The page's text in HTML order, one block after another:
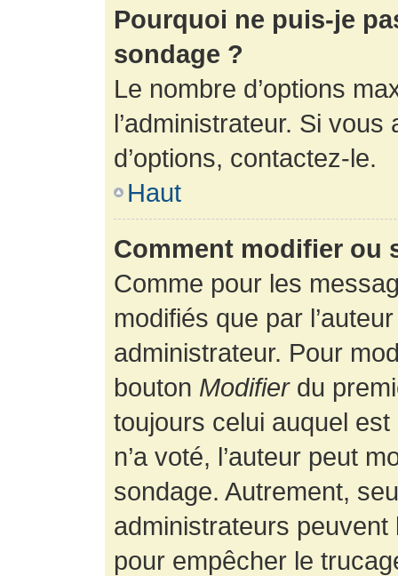
Pourquoi ne puis-je
sondage ?
Le nombre d’options
l’administrateur. Si
d’options, contactez-le.
Haut
Comment modifier ou
Comme pour les
modifiés que par
administrateur. Pour
bouton Modifierdu
toujours celui auquel
n’a voté, l’auteur peut
sondage. Autrement,
administrateurs
pour empêcher le